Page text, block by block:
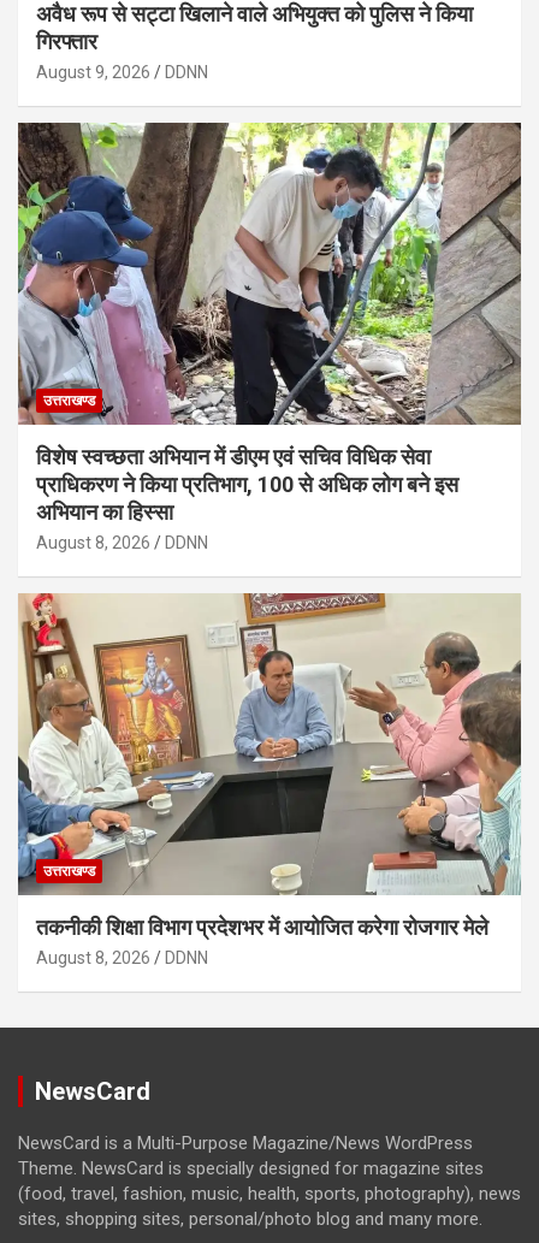
अवैध रूप से सट्टा खिलाने वाले अभियुक्त को पुलिस ने किया
गिरफ्तार
August 9, 2026 DDNN
उत्तराखण्ड
विशेष स्वच्छता अभियान में डीएम एवं सचिव विधिक सेवा
प्राधिकरण ने किया प्रतिभाग, 100 से अधिक लोग बने इस
अभियान का हिस्सा
August 8, 2026 DDNN
उत्तराखण्ड
तकनीकी शिक्षा विभाग प्रदेशभर में आयोजित करेगा रोजगार मेले
August 8, 2026 DDNN
NewsCard
NewsCard is a Multi-Purpose Magazine/News WordPress
Theme. NewsCard is specially designed for magazine sites
(food, travel, fashion, music, health, sports, photography), news
sites, shopping sites, personal/photo blog and many more.